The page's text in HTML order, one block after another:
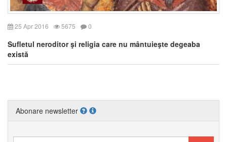
25 Apr 2016 5675 0
Sufletul neroditor şi religia care nu mântuieşte degeaba
există
Abonare newsletter